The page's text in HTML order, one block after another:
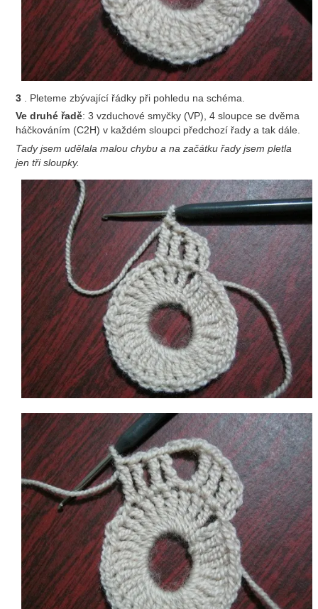
3
. Pleteme zbývající řádky při pohledu na schéma.
Ve druhé řadě: 3 vzduchové smyčky (VP), 4 sloupce se dvěma
háčkováním (С2Н) v každém sloupci předchozí řady a tak dále.
Tady jsem udělala malou chybu a na začátku řady jsem pletla
jen tři sloupky.